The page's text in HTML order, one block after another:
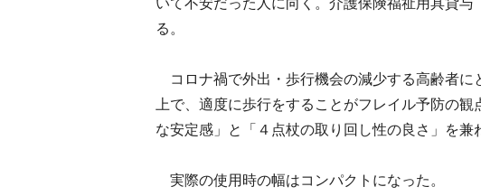
いて不安だった人に向く。介護保険福祉用具貸与
る。
コロナ禍で外出・歩行機会の減少する高齢者に
上で、適度に歩行をすることがフレイル予防の
な安定感」と「４点杖の取り回し性の良さ」を兼
実際の使用時の幅はコンパクトになった。